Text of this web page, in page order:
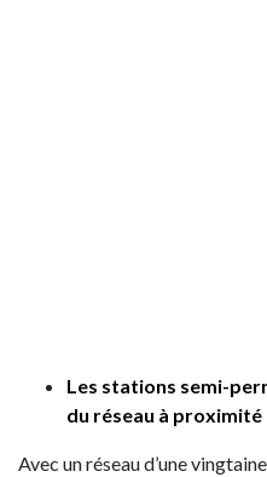
Les stations semi-
du réseau à
Avec un réseau d’une